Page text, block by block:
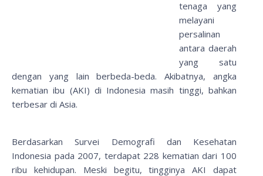
tenaga yang
melayani
persalinan
antara daerah
yang satu
dengan yang lain berbeda-beda. Akibatnya, angka
kematian ibu (AKI) di Indonesia masih tinggi, bahkan
terbesar di Asia.
Berdasarkan Survei Demografi dan Kesehatan
Indonesia pada 2007, terdapat 228 kematian dari 100
ribu kehidupan. Meski begitu, tingginya AKI dapat